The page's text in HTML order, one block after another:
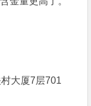
大厦7层701